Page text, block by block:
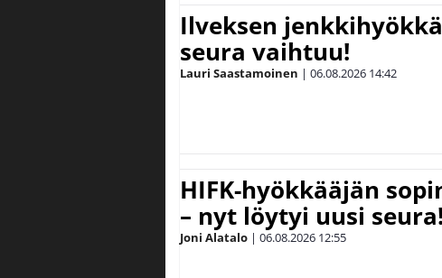
Ilveksen
seura vaihtuu!
Lauri Saastamoinen | 06.08.2026 14:42
HIFK-hyökkääjän
– nyt löytyi uusi seura!
Joni Alatalo | 06.08.2026 12:55